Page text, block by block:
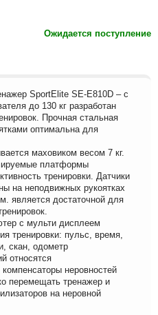
Ожидается поступление
SportElite SE-E810D – с
до 130 кг разработан
Прочная стальная
оптимальна для
маховиком весом 7 кг.
платформы
тренировки. Датчики
на неподвижных рукоятках
является достаточной для
с мульти дисплеем
тренировки: пульс, время,
скан, одометр
относятся
неровностей
перемещать тренажер и
на неровной